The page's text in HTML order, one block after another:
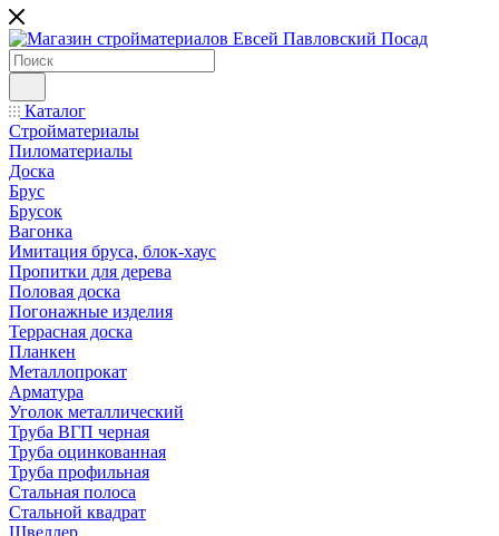
Каталог
Стройматериалы
Пиломатериалы
Доска
Брус
Брусок
Вагонка
Имитация бруса, блок-хаус
Пропитки для дерева
Половая доска
Погонажные изделия
Террасная доска
Планкен
Металлопрокат
Арматура
Уголок металлический
Труба ВГП черная
Труба оцинкованная
Труба профильная
Стальная полоса
Стальной квадрат
Швеллер